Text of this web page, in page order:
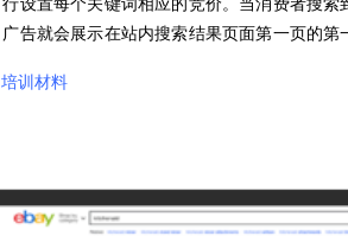
告就会展示在站内搜索结果页面第一页的
训材料